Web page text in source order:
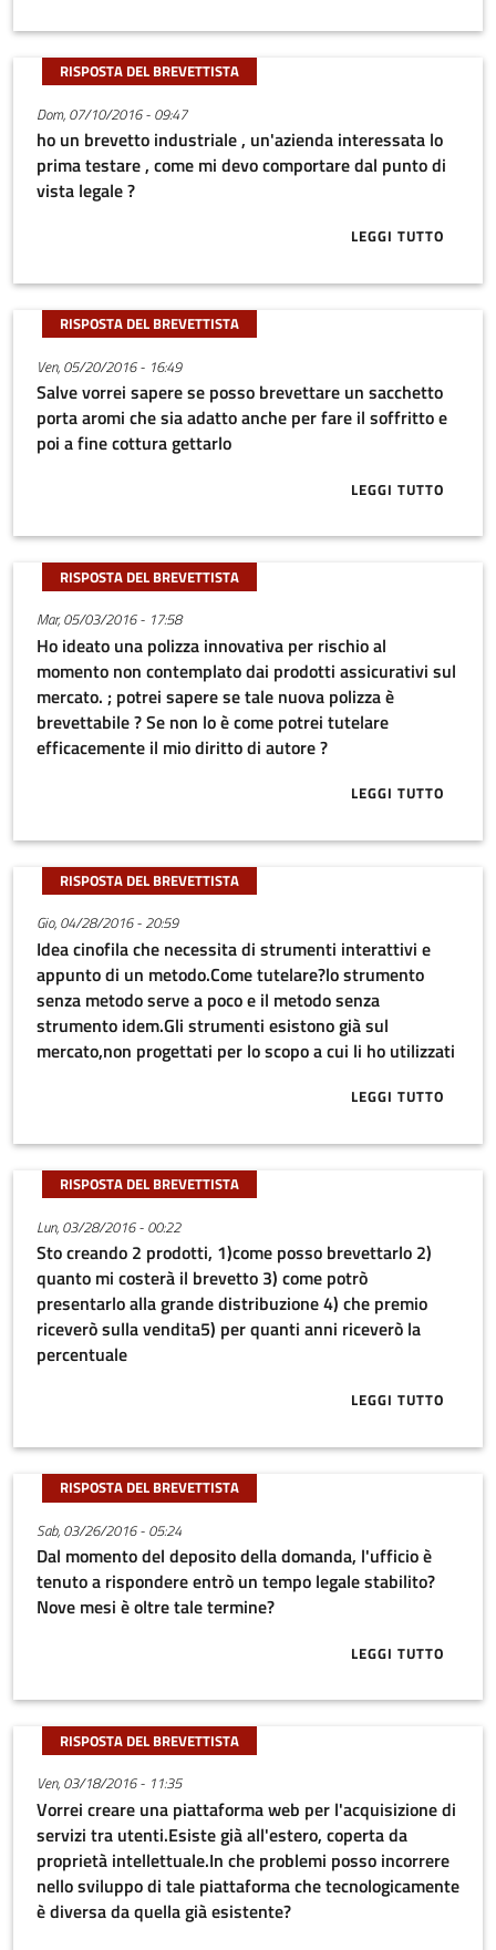
RISPOSTA DEL BREVETTISTA
Dom, 07/10/2016 - 09:47
ho un brevetto industriale , un'azienda interessata lo
prima testare , come mi devo comportare dal punto di
vista legale ?
LEGGI TUTTO
ABOUT HO
RISPOSTA DEL BREVETTISTA
Ven, 05/20/2016 - 16:49
Salve vorrei sapere se posso brevettare un sacchetto
porta aromi che sia adatto anche per fare il soffritto e
poi a fine cottura gettarlo
LEGGI TUTTO
ABOUT
RISPOSTA DEL BREVETTISTA
Mar, 05/03/2016 - 17:58
Ho ideato una polizza innovativa per rischio al
momento non contemplato dai prodotti assicurativi sul
mercato. ; potrei sapere se tale nuova polizza è
brevettabile ? Se non lo è come potrei tutelare
efficacemente il mio diritto di autore ?
LEGGI TUTTO
ABOUT HO
RISPOSTA DEL BREVETTISTA
Gio, 04/28/2016 - 20:59
Idea cinofila che necessita di strumenti interattivi e
appunto di un metodo.Come tutelare?lo strumento
senza metodo serve a poco e il metodo senza
strumento idem.Gli strumenti esistono già sul
mercato,non progettati per lo scopo a cui li ho utilizzati
LEGGI TUTTO
ABOUT IDEA
RISPOSTA DEL BREVETTISTA
Lun, 03/28/2016 - 00:22
Sto creando 2 prodotti, 1)come posso brevettarlo 2)
quanto mi costerà il brevetto 3) come potrò
presentarlo alla grande distribuzione 4) che premio
riceverò sulla vendita5) per quanti anni riceverò la
percentuale
LEGGI TUTTO
ABOUT STO
RISPOSTA DEL BREVETTISTA
Sab, 03/26/2016 - 05:24
Dal momento del deposito della domanda, l'ufficio è
tenuto a rispondere entrò un tempo legale stabilito?
Nove mesi è oltre tale termine?
LEGGI TUTTO
ABOUT DAL
RISPOSTA DEL BREVETTISTA
Ven, 03/18/2016 - 11:35
Vorrei creare una piattaforma web per l'acquisizione di
servizi tra utenti.Esiste già all'estero, coperta da
proprietà intellettuale.In che problemi posso incorrere
nello sviluppo di tale piattaforma che tecnologicamente
è diversa da quella già esistente?